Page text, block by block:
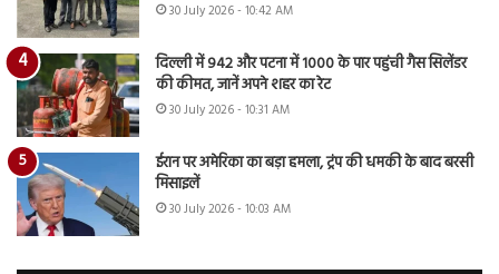
30 July 2026 - 10:42 AM
दिल्ली में 942 और पटना में 1000 के पार पहुंची गैस सिलेंडर
की कीमत, जानें अपने शहर का रेट
30 July 2026 - 10:31 AM
ईरान पर अमेरिका का बड़ा हमला, ट्रंप की धमकी के बाद बरसी
मिसाइलें
30 July 2026 - 10:03 AM